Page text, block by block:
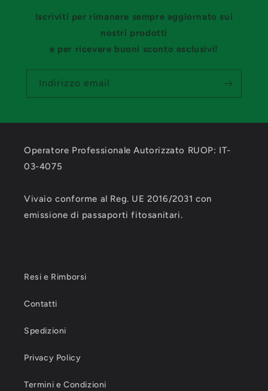
Iscriviti per rimanere sempre aggiornato sui
nostri prodotti
e per ricevere buoni sconto esclusivi!
Indirizzo email
Operatore Professionale Autorizzato RUOP: IT-
03-4075
Vivaio conforme al Reg. UE 2016/2031 con
emissione di passaporti fitosanitari.
Resi e Rimborsi
Contatti
Spedizioni
Privacy Policy
Termini e Condizioni